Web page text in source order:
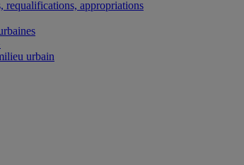
requalifications, appropriations
urbain